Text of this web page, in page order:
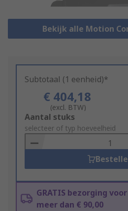
Bekijk alle Motion
Subtotaal (1 eenheid)*
€ 404,18
(excl. BTW)
Add
to
Basket
Aantal stuks
selecteer of typ hoeveelheid
GRATIS bezorging
meer dan € 90,00